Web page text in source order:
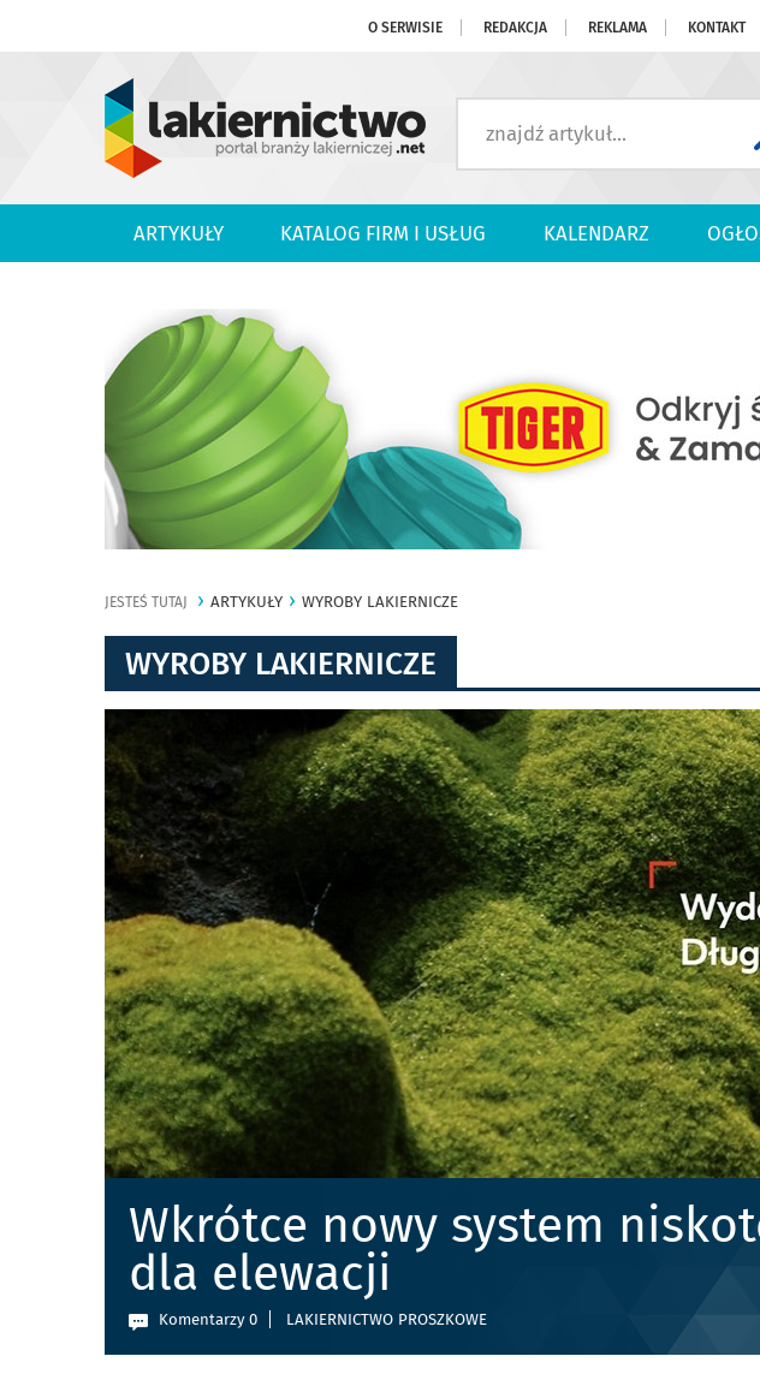
O SERWISIE REDAKCJA REKLAMA KONTAKT
ARTYKUŁY KATALOG FIRM I USŁUG KALENDARZ
JESTEŚ TUTAJ ARTYKUŁY WYROBY LAKIERNICZE
WYROBY LAKIERNICZE
Wkrótce nowy system
dla elewacji
Komentarzy 0 LAKIERNICTWO PROSZKOWE